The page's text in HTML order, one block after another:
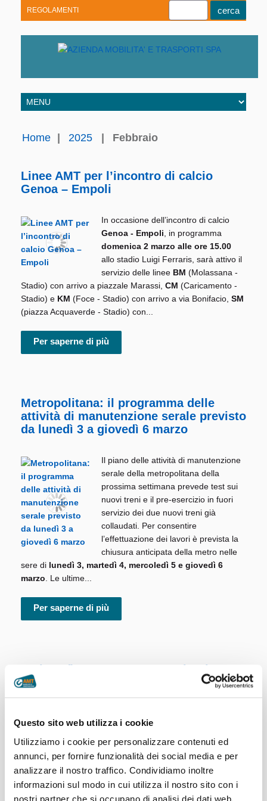
Questo sito web utilizza i cookie
Utilizziamo i cookie per personalizzare contenuti ed
annunci, per fornire funzionalità dei social media e per
analizzare il nostro traffico. Condividiamo inoltre
informazioni sul modo in cui utilizza il nostro sito con i
nostri partner che si occupano di analisi dei dati web,
REGOLAMENTI
Home 2025 Febbraio
Linee AMT per l’incontro di calcio
Genoa – Empoli
In occasione dell’incontro di calcio
Genoa - Empoli, in programma
domenica 2 marzo alle ore 15.00
allo stadio Luigi Ferraris, sarà attivo il
servizio delle linee BM (Molassana -
Stadio) con arrivo a piazzale Marassi, CM (Caricamento -
Stadio) e KM (Foce - Stadio) con arrivo a via Bonifacio, SM
(piazza Acquaverde - Stadio) con...
Per saperne di più
Metropolitana: il programma delle
attività di manutenzione serale previsto
da lunedì 3 a giovedì 6 marzo
Il piano delle attività di manutenzione
serale della metropolitana della
prossima settimana prevede test sui
nuovi treni e il pre-esercizio in fuori
servizio dei due nuovi treni già
collaudati. Per consentire
l’effettuazione dei lavori è prevista la
chiusura anticipata della metro nelle
sere di lunedì 3, martedì 4, mercoledì 5 e giovedì 6
marzo. Le ultime...
Per saperne di più
Da lunedì 3 marzo corsa aggiuntiva
sulla linea 919
verrà istituita una nuova corsa in
partenza da Carasco alle 7:06 con
destinazione Chiavari corso Millo. Si
ricorda che la linea 919 effettua
servizio nei giorni di scuola dal lunedì al venerdì. ...